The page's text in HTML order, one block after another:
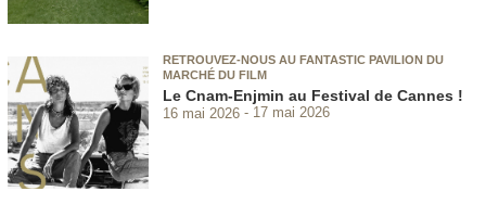
RETROUVEZ-NOUS AU FANTASTIC PAVILION DU
MARCHÉ DU FILM
Le Cnam-Enjmin au Festival de Cannes !
16 mai 2026 17 mai 2026